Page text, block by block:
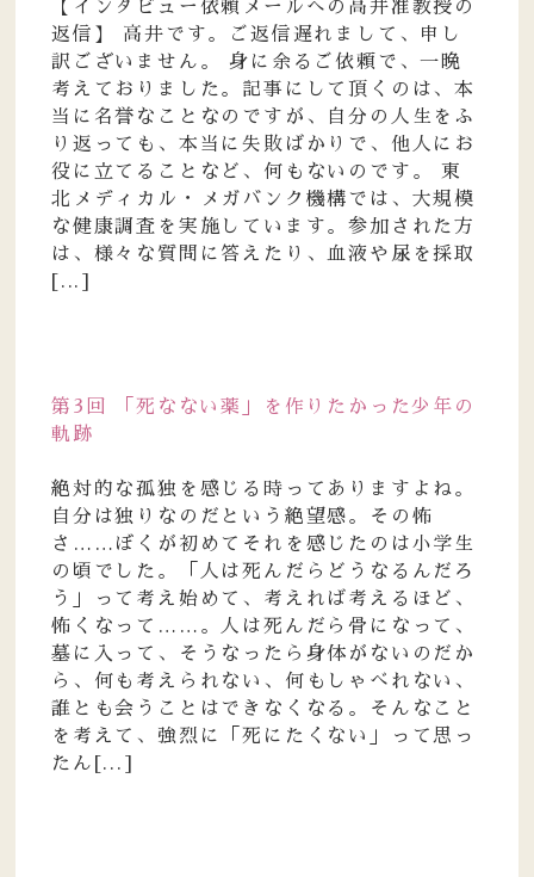
【インタビュー依頼メールへの高井准教授の
返信】 高井です。ご返信遅れまして、申し
訳ございません。 身に余るご依頼で、一晩
考えておりました。記事にして頂くのは、本
当に名誉なことなのですが、自分の人生をふ
り返っても、本当に失敗ばかりで、他人にお
役に立てることなど、何もないのです。 東
北メディカル・メガバンク機構では、大規模
な健康調査を実施しています。参加された方
は、様々な質問に答えたり、血液や尿を採取
[...]
第3回 「死なない薬」を作りたかった少年の
軌跡
絶対的な孤独を感じる時ってありますよね。
自分は独りなのだという絶望感。その怖
さ……ぼくが初めてそれを感じたのは小学生
の頃でした。「人は死んだらどうなるんだろ
う」って考え始めて、考えれば考えるほど、
怖くなって……。人は死んだら骨になって、
墓に入って、そうなったら身体がないのだか
ら、何も考えられない、何もしゃべれない、
誰とも会うことはできなくなる。そんなこと
を考えて、強烈に「死にたくない」って思っ
たん[...]